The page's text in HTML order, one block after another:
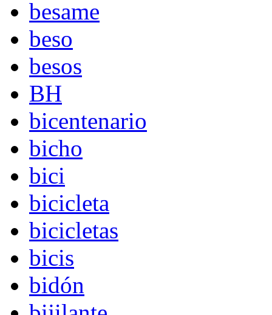
besame
beso
besos
BH
bicentenario
bicho
bici
bicicleta
bicicletas
bicis
bidón